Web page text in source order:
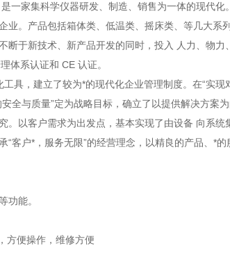
一家集科学仪器研发、制造、销售为一体的现代
业。产品包括箱体类、低温类、摇床类、等几大系
断于新技术、新产品开发的同时，投入 人力、物
理体系认证和 CE 认证。
具，建立了较为*的现代化企业管理制度。在“实
全与质量”定为战略目标，确立了以提供解决方案
。以客户需求为出发点，基本实现了由设备 向系统
“客户*，服务无限”的经营理念，以精良的产品、*的
功能。
方便操作，维修方便